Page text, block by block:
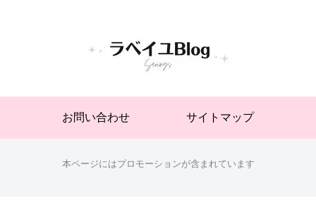
お問い合わせ サイトマップ
本ページにはプロモーションが含まれています